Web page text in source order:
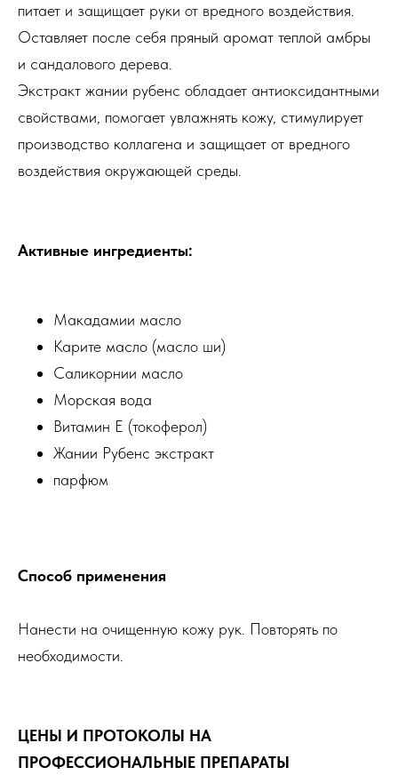
питает и защищает руки от вредного воздействия.
Оставляет после себя пряный аромат теплой амбры
и сандалового дерева.
Экстракт жании рубенс обладает антиоксидантными
свойствами, помогает увлажнять кожу, стимулирует
производство коллагена и защищает от вредного
воздействия окружающей среды.
Активные ингредиенты:
Макадамии масло
Карите масло (масло ши)
Саликорнии масло
Морская вода
Витамин Е (токоферол)
Жании Рубенс экстракт
парфюм
Способ применения
Нанести на очищенную кожу рук. Повторять по
необходимости.
ЦЕНЫ И ПРОТОКОЛЫ НА
ПРОФЕССИОНАЛЬНЫЕ ПРЕПАРАТЫ